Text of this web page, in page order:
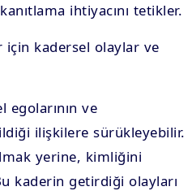
ihtiyacını tetikler.
için kadersel olaylar ve
ve
ilişkilere sürükleyebilir.
yerine, kimliğini
kaderin getirdiği olayları